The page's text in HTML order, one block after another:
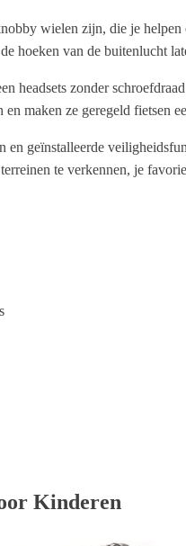
wielen zijn, die je
hoeken van de buitenlucht
headsets zonder
maken ze geregeld fietsen
geïnstalleerde
te verkennen, je
Kinderen